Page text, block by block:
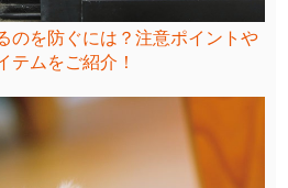
のを防ぐには？注意ポイントや
テムをご紹介！